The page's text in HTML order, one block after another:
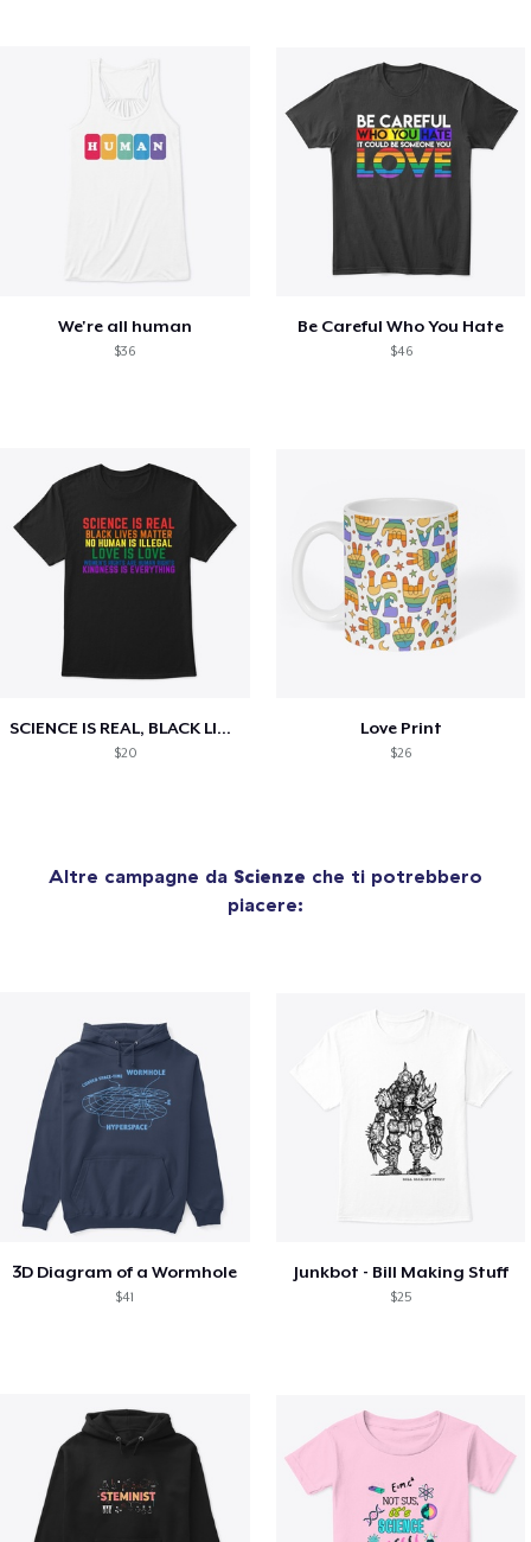
We're all human
$36
Be Careful Who You Hate
$46
SCIENCE IS REAL, BLACK LIVES MATTER
$20
Love Print
$26
Altre campagne da Scienze che ti potrebbero
piacere:
3D Diagram of a Wormhole
$41
Junkbot - Bill Making Stuff
$25